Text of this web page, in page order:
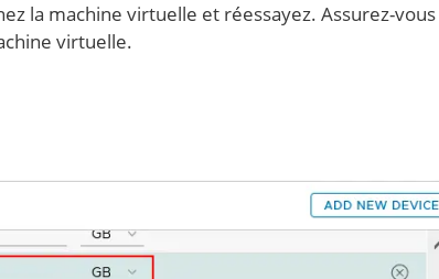
la machine virtuelle et réessayez. Assurez-vous
virtuelle.